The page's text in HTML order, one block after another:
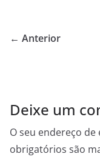
e
k
← Anterior
Deixe um
O seu endereço
obrigatórios são